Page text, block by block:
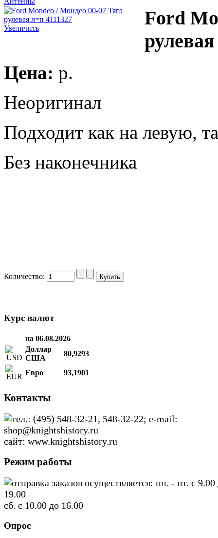
Увеличить
Ford
Цена: p.
Неоригинал
Подходит как на левую,
Без наконечника
Количество:
Курс валют
на 06.08.2026
Доллар
США
80,9293
Евро 93,1901
Контакты
тел.: (495) 548-32-21, 548-32-22; e-mail:
shop@knightshistory.ru
сайт: www.knightshistory.ru
Режим работы
отправка заказов осуществляется: пн. - пт. с 9.00
19.00
сб. с 10.00 до 16.00
Опрос